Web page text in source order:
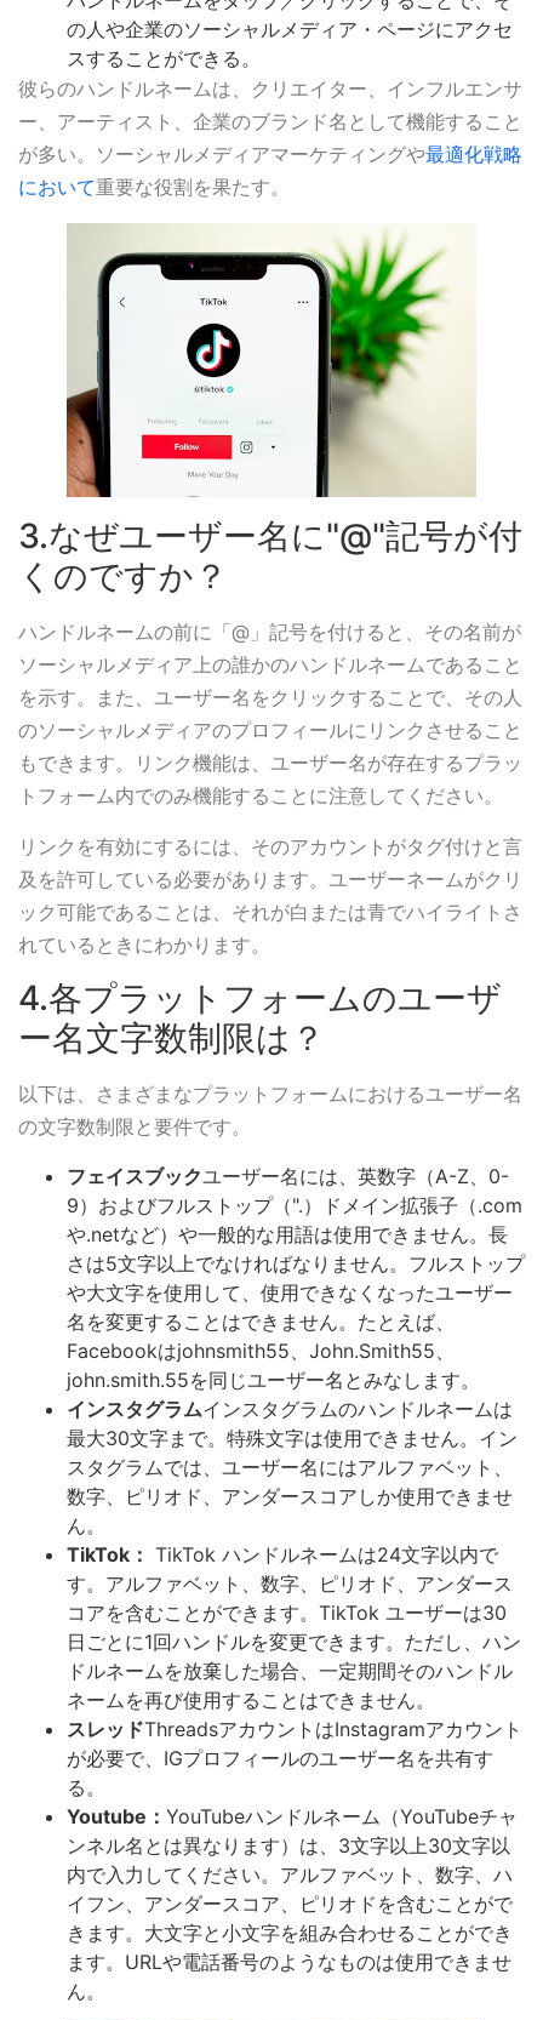
の人や企業のソーシャルメディア・ページにアクセ
スすることができる。
彼らのハンドルネームは、クリエイター、インフルエンサ
ー、アーティスト、企業のブランド名として機能すること
が多い。ソーシャルメディアマーケティングや最適化戦略
において重要な役割を果たす。
3.なぜユーザー名に"@"記号が付
くのですか？
ハンドルネームの前に「@」記号を付けると、その名前が
ソーシャルメディア上の誰かのハンドルネームであること
を示す。また、ユーザー名をクリックすることで、その人
のソーシャルメディアのプロフィールにリンクさせること
もできます。リンク機能は、ユーザー名が存在するプラッ
トフォーム内でのみ機能することに注意してください。
リンクを有効にするには、そのアカウントがタグ付けと言
及を許可している必要があります。ユーザーネームがクリ
ック可能であることは、それが白または青でハイライトさ
れているときにわかります。
4.各プラットフォームのユーザ
ー名文字数制限は？
以下は、さまざまなプラットフォームにおけるユーザー名
の文字数制限と要件です。
フェイスブックユーザー名には、英数字（A-Z、0-
9）およびフルストップ（".）ドメイン拡張子（.com
や.netなど）や一般的な用語は使用できません。長
さは5文字以上でなければなりません。フルストップ
や大文字を使用して、使用できなくなったユーザー
名を変更することはできません。たとえば、
Facebookはjohnsmith55、John.Smith55、
john.smith.55を同じユーザー名とみなします。
インスタグラムインスタグラムのハンドルネームは
最大30文字まで。特殊文字は使用できません。イン
スタグラムでは、ユーザー名にはアルファベット、
数字、ピリオド、アンダースコアしか使用できませ
ん。
TikTok： TikTok ハンドルネームは24文字以内で
す。アルファベット、数字、ピリオド、アンダース
コアを含むことができます。TikTok ユーザーは30
日ごとに1回ハンドルを変更できます。ただし、ハン
ドルネームを放棄した場合、一定期間そのハンドル
ネームを再び使用することはできません。
スレッドThreadsアカウントはInstagramアカウント
が必要で、IGプロフィールのユーザー名を共有す
る。
Youtube： YouTubeハンドルネーム（YouTubeチャ
ンネル名とは異なります）は、3文字以上30文字以
内で入力してください。アルファベット、数字、ハ
イフン、アンダースコア、ピリオドを含むことがで
きます。大文字と小文字を組み合わせることができ
ます。URLや電話番号のようなものは使用できませ
ん。